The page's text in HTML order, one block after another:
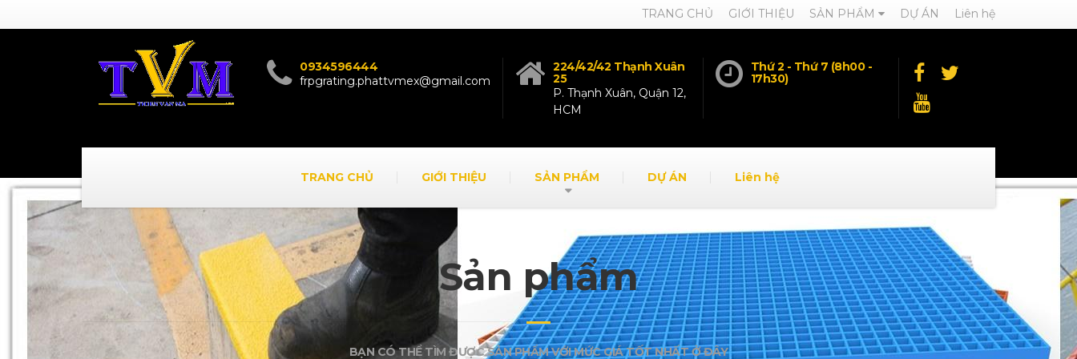
TRANG CHỦ GIỚI THIỆU SẢN PHẨM DỰ ÁN Liên hệ
0934596444
frpgrating.phattvmex@gmail.com
224/42/42 Thạnh Xuân
25
P. Thạnh Xuân, Quận 12,
HCM
Thứ 2 - Thứ 7 (8h00 -
17h30)
TRANG CHỦ GIỚI THIỆU SẢN PHẨM DỰ ÁN Liên hệ
Sản phẩm
BẠN CÓ THỂ TÌM ĐƯỢC SẢN PHẨM VỚI MỨC GIÁ TỐT NHẤT Ở ĐÂY